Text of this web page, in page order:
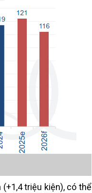
triệu kiện), có thể